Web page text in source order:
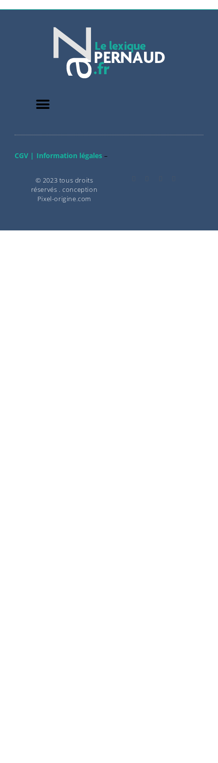
CGV | Information légales–
© 2023 tous droits
réservés . conception
Pixel-origine.com